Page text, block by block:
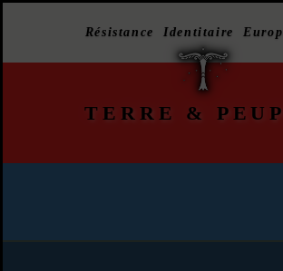
Résistance Identitaire
TERRE &